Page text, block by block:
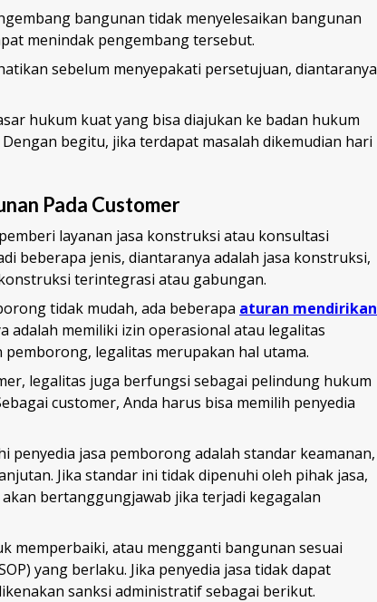
bangunan tidak menyelesaikan bangunan
menindak pengembang tersebut.
sebelum menyepakati persetujuan, diantaranya
hukum kuat yang bisa diajukan ke badan hukum
begitu, jika terdapat masalah dikemudian hari
Pada Customer
layanan jasa konstruksi atau konsultasi
beberapa jenis, diantaranya adalah jasa konstruksi,
terintegrasi atau gabungan.
tidak mudah, ada beberapa aturan mendirikan
adalah memiliki izin operasional atau legalitas
legalitas merupakan hal utama.
legalitas juga berfungsi sebagai pelindung hukum
customer, Anda harus bisa memilih penyedia
penyedia jasa pemborong adalah standar keamanan,
Jika standar ini tidak dipenuhi oleh pihak jasa,
bertanggungjawab jika terjadi kegagalan
memperbaiki, atau mengganti bangunan sesuai
yang berlaku. Jika penyedia jasa tidak dapat
sanksi administratif sebagai berikut.